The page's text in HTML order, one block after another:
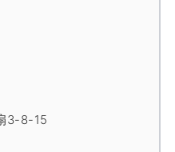
3-8-15